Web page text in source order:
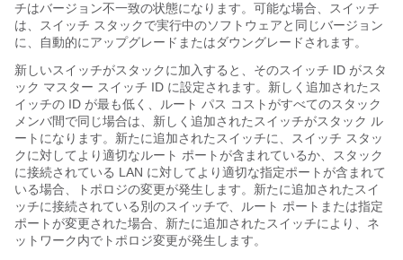
チはバージョン不一致の状態になります。可能な場合、スイッチ
は、スイッチ スタックで実行中のソフトウェアと同じバージョン
に、自動的にアップグレードまたはダウングレードされます。
新しいスイッチがスタックに加入すると、そのスイッチ ID がスタ
ック マスター スイッチ ID に設定されます。新しく追加されたス
イッチの ID が最も低く、ルート パス コストがすべてのスタック
メンバ間で同じ場合は、新しく追加されたスイッチがスタック ル
ートになります。新たに追加されたスイッチに、スイッチ スタッ
クに対してより適切なルート ポートが含まれているか、スタック
に接続されている LAN に対してより適切な指定ポートが含まれて
いる場合、トポロジの変更が発生します。新たに追加されたスイ
ッチに接続されている別のスイッチで、ルート ポートまたは指定
ポートが変更された場合、新たに追加されたスイッチにより、ネ
ットワーク内でトポロジ変更が発生します。